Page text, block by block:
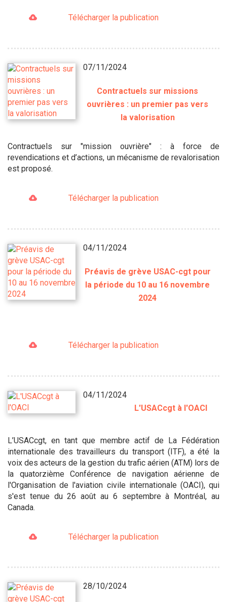
Télécharger la publication
07/11/2024
Contractuels sur missions
ouvrières : un premier pas vers
la valorisation
Contractuels sur "mission ouvrière" : à force de
revendications et d’actions, un mécanisme de revalorisation
est proposé.
Télécharger la publication
04/11/2024
Préavis de grève USAC-cgt pour
la période du 10 au 16 novembre
2024
Télécharger la publication
04/11/2024
L'USACcgt à l'OACI
L’USACcgt, en tant que membre actif de La Fédération
internationale des travailleurs du transport (ITF), a été la
voix des acteurs de la gestion du trafic aérien (ATM) lors de
la quatorzième Conférence de navigation aérienne de
l'Organisation de l'aviation civile internationale (OACI), qui
s'est tenue du 26 août au 6 septembre à Montréal, au
Canada.
Télécharger la publication
28/10/2024